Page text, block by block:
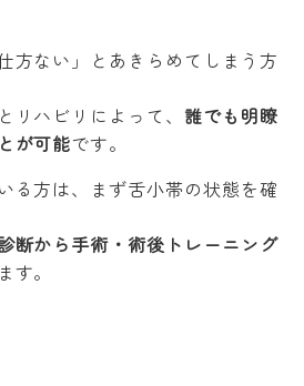
方ない」とあきらめてしまう方
リハビリによって、 誰でも明瞭
が可能です。
る方は、まず舌小帯の状態を確
断から手術・術後トレーニング
す。